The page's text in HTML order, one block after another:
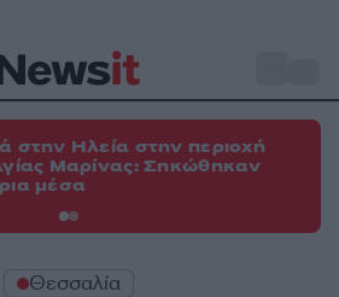
στην Ηλεία στην περιοχή
Μαρίνας: Σηκώθηκαν
μέσα
Θεσσαλία